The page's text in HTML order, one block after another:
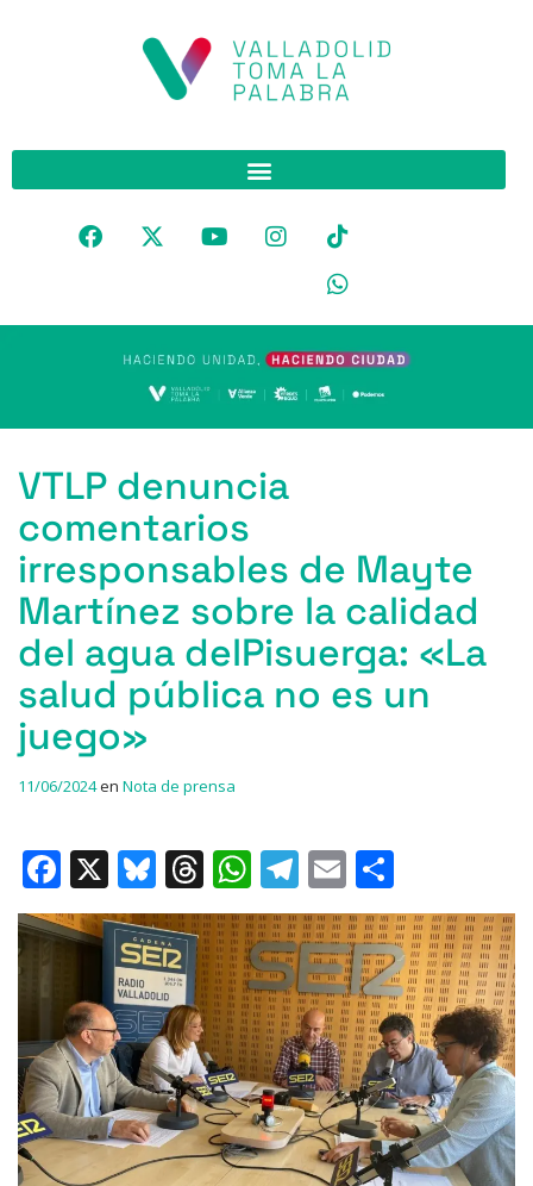
VTLP denuncia
comentarios
irresponsables de Mayte
Martínez sobre la calidad
del agua delPisuerga: «La
salud pública no es un
juego»
11/06/2024en Nota de prensa
F
a
c
b
o
o
k
X
Bl
u
e
s
k
y
T
h
re
a
d
s
W
h
at
s
A
p
p
T
el
e
gr
a
m
E
m
ai
l
o
m
p
ar
ti
r